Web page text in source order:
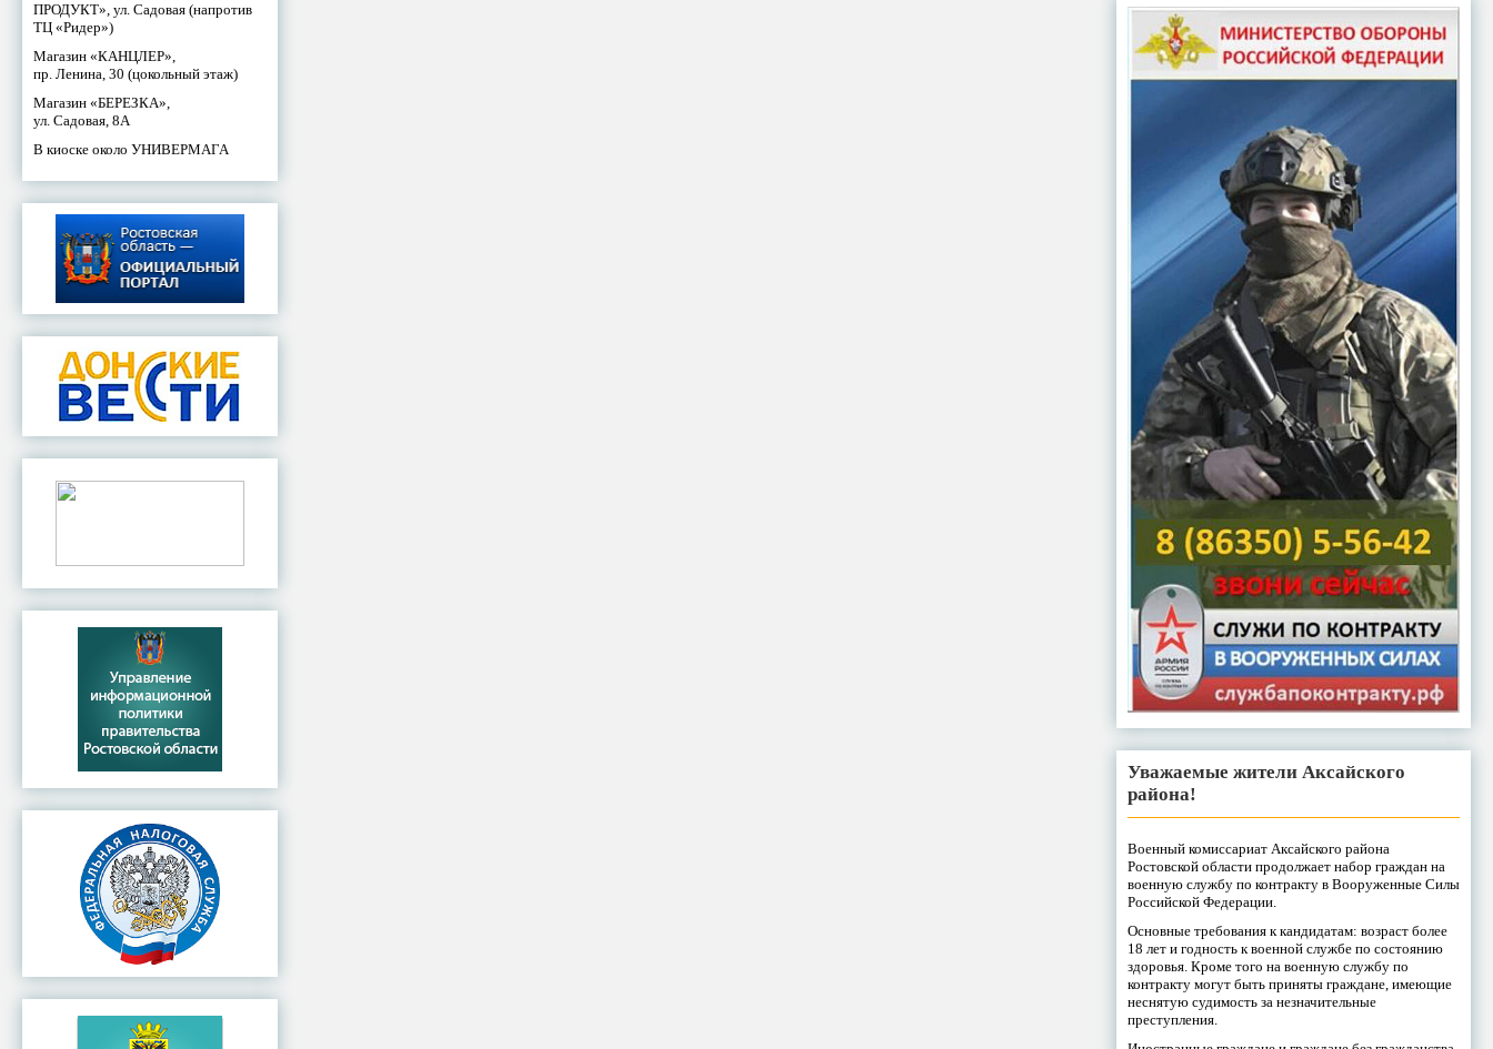
ПРОДУКТ», ул. Садовая (напротив
ТЦ «Ридер»)
Магазин «КАНЦЛЕР»,
пр. Ленина, 30 (цокольный этаж)
Магазин «БЕРЕЗКА»,
ул. Садовая, 8А
В киоске около УНИВЕРМАГА
Уважаемые жители Аксайского
района!
Военный комиссариат Аксайского района
Ростовской области продолжает набор граждан на
военную службу по контракту в Вооруженные Силы
Российской Федерации.
Основные требования к кандидатам: возраст более
18 лет и годность к военной службе по состоянию
здоровья. Кроме того на военную службу по
контракту могут быть приняты граждане, имеющие
неснятую судимость за незначительные
преступления.